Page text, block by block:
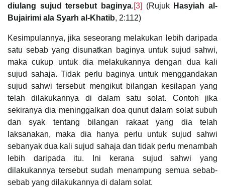
diulang sujud tersebut baginya.[3] (Rujuk Hasyiah al-
Bujairimi ala Syarh al-Khatib, 2:112)
Kesimpulannya, jika seseorang melakukan lebih daripada
satu sebab yang disunatkan baginya untuk sujud sahwi,
maka cukup untuk dia melakukannya dengan dua kali
sujud sahaja. Tidak perlu baginya untuk menggandakan
sujud sahwi tersebut mengikut bilangan kesilapan yang
telah dilakukannya di dalam satu solat. Contoh jika
sekiranya dia meninggalkan doa qunut dalam solat subuh
dan syak tentang bilangan rakaat yang dia telah
laksanakan, maka dia hanya perlu untuk sujud sahwi
sebanyak dua kali sujud sahaja dan tidak perlu menambah
lebih daripada itu. Ini kerana sujud sahwi yang
dilakukannya tersebut sudah menampung semua sebab-
sebab yang dilakukannya di dalam solat.